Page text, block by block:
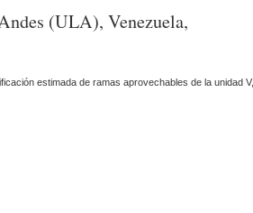
(ULA), Venezuela,
estimada de ramas aprovechables de la unidad V,